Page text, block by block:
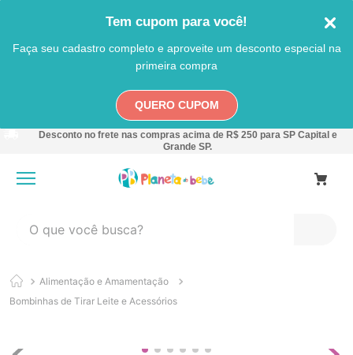
Tem cupom para você!
Faça seu cadastro completo e aproveite um desconto especial na
primeira compra
QUERO CUPOM
Desconto no frete nas compras acima de R$ 250 para SP Capital e
Grande SP.
Alimentação e Amamentação
Bombinhas de Tirar Leite e Acessórios
1 º
carro